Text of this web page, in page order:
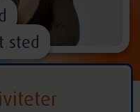
sted